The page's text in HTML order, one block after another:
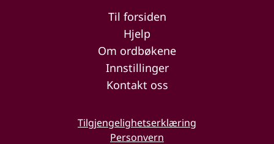
Til forsiden
Hjelp
Om ordbøkene
Innstillinger
Kontakt oss
Tilgjengelighetserklæring
Personvern